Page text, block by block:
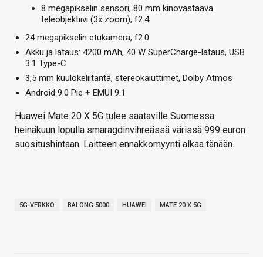
8 megapikselin sensori, 80 mm kinovastaava
teleobjektiivi (3x zoom), f2.4
24 megapikselin etukamera, f2.0
Akku ja lataus: 4200 mAh, 40 W SuperCharge-lataus, USB
3.1 Type-C
3,5 mm kuulokeliitäntä, stereokaiuttimet, Dolby Atmos
Android 9.0 Pie + EMUI 9.1
Huawei Mate 20 X 5G tulee saataville Suomessa
heinäkuun lopulla smaragdinvihreässä värissä 999 euron
suositushintaan. Laitteen ennakkomyynti alkaa tänään.
5G-VERKKO BALONG 5000 HUAWEI MATE 20 X 5G